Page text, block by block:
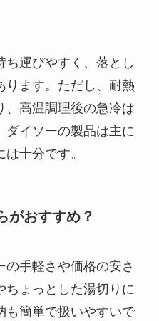
ち運びやすく、落とし
ります。ただし、耐熱
、高温調理後の急冷は
ダイソーの製品は主に
十分です。
がおすすめ？
手軽さや価格の安さ
ちょっとした湯切りに
も簡単で扱いやすいで